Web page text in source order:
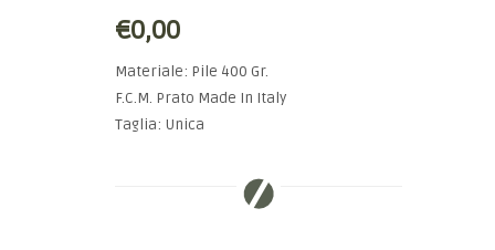
€0,00
Materiale: Pile 400 Gr.
F.C.M. Prato Made In Italy
Taglia: Unica